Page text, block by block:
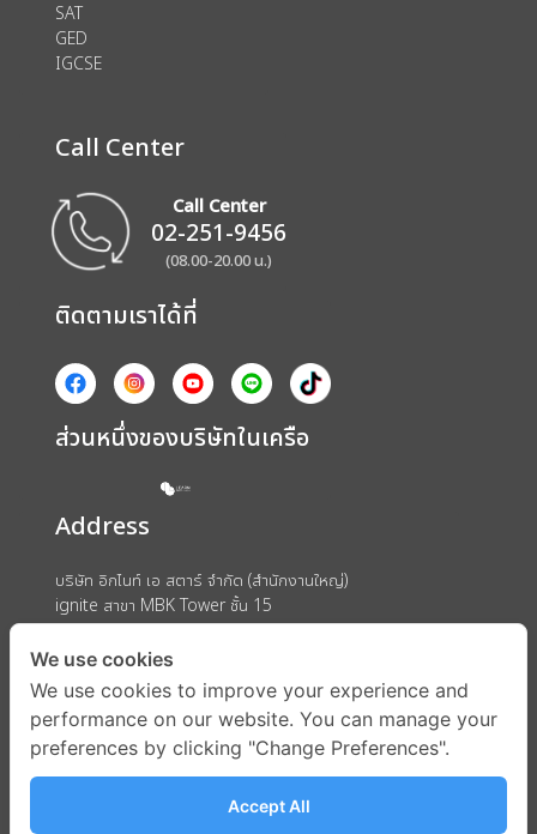
SAT
GED
IGCSE
Call Center
Call Center
02-251-9456
(08.00-20.00 น.)
ติดตามเราได้ที่
ส่วนหนึ่งของบริษัทในเครือ
Address
บริษัท อิกไนท์ เอ สตาร์ จำกัด (สำนักงานใหญ่)
ignite สาขา MBK Tower ชั้น 15
ถนนพญาไท แขวงวังใหม่ เขตปทุมวัน กรุงเทพมหานคร 10330
We use cookies
We use cookies to improve your experience and
performance on our website. You can manage your
preferences by clicking "Change Preferences".
Accept All